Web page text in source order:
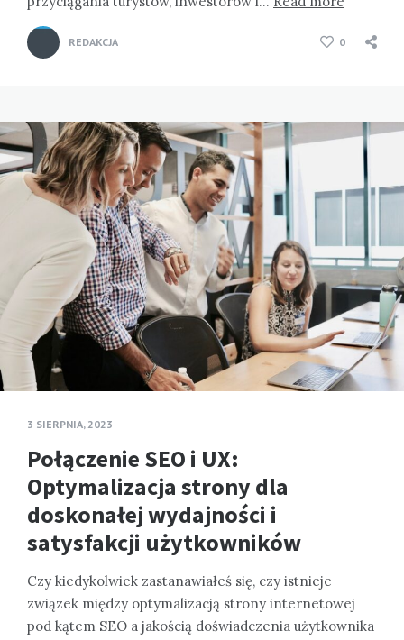
REDAKCJA 0
3 SIERPNIA, 2023
Połączenie SEO i UX:
Optymalizacja strony dla
doskonałej wydajności i
satysfakcji użytkowników
Czy kiedykolwiek zastanawiałeś się, czy istnieje
związek między optymalizacją strony internetowej
pod kątem SEO a jakością doświadczenia użytkownika